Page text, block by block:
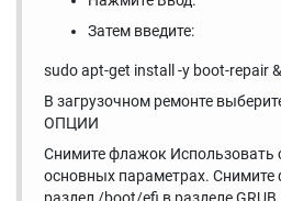
Затем введите:
sudo apt-get install -y boot-repair
В загрузочном ремонте
ОПЦИИ
Снимите флажок Использовать
основных параметрах.